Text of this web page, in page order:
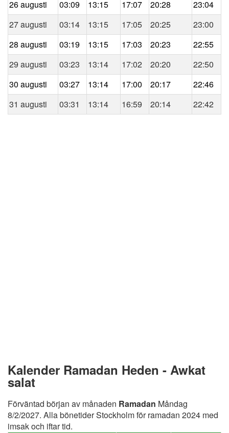
26 augusti 03:09 13:15 17:07 20:28
23:04
27 augusti
03:14 13:15 17:05 20:25
23:00
28 augusti
03:19 13:15 17:03 20:23
22:55
29 augusti
03:23 13:14 17:02 20:20
22:50
30 augusti
03:27 13:14 17:00 20:17
22:46
31 augusti
03:31 13:14 16:59 20:14 22:42
Kalender Ramadan Heden - Awkat
salat
Förväntad början av månaden Ramadan Måndag
8/2/2027. Alla bönetider Stockholm för ramadan 2024 med
imsak och iftar tid.